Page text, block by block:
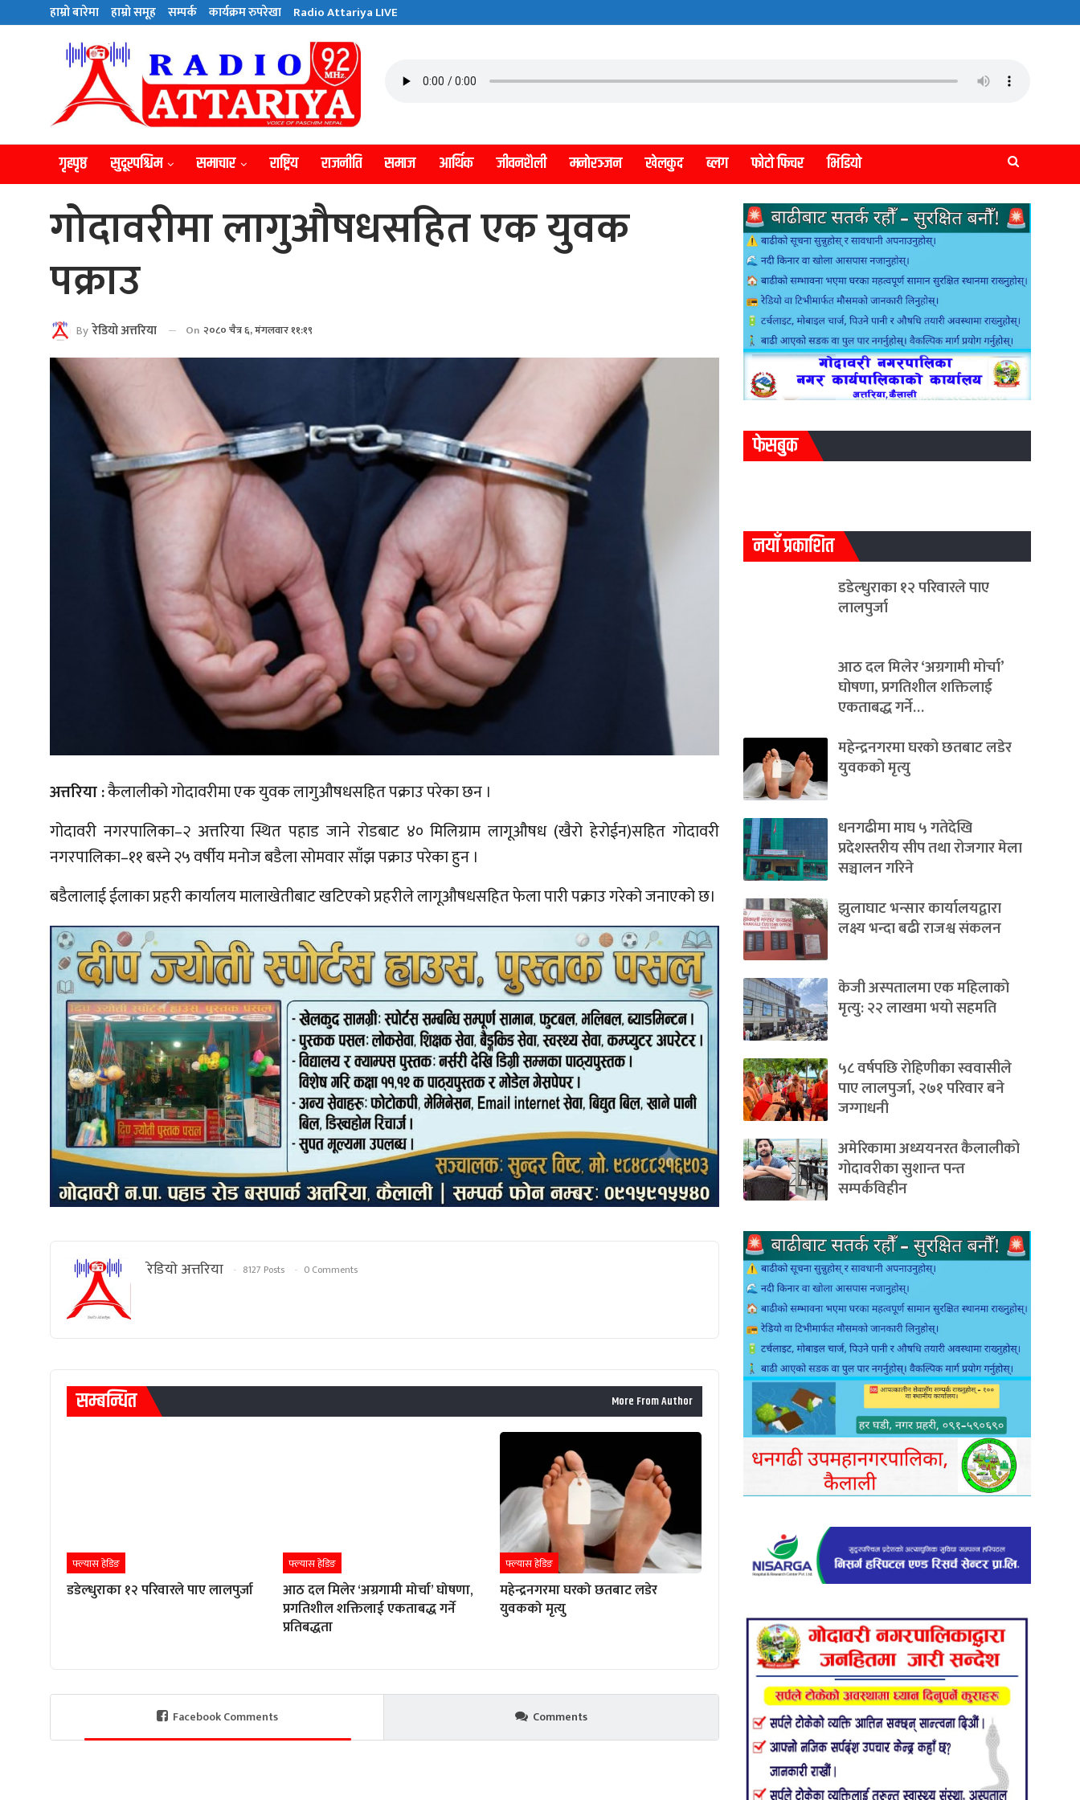
हाम्राे बारेमा हाम्राे समूह सम्पर्क कार्यक्रम रुपरेखा Radio Attariya LIVE
गृहपृष्ठ सुदूरपश्चिम समाचार राष्ट्रिय राजनीति समाज आर्थिक जीवनशैली मनाेरञ्जन खेलकुद ब्लग फोटो फिचर भिडियो
गोदावरीमा लागुऔषधसहित एक युवक
पक्राउ
By रेडियाे अत्तरिया On २०८० चैत्र ६, मंगलवार ११:१९
अत्तरिया :कैलालीको गोदावरीमा एक युवक लागुऔषधसहित पक्राउ परेका छन ।
गोदावरी नगरपालिका–२ अत्तरिया स्थित पहाड जाने रोडबाट ४० मिलिग्राम लागूऔषध (खैरो हेरोईन)सहित गोदावरी
नगरपालिका–११ बस्ने २५ वर्षीय मनोज बडैला सोमवार साँझ पक्राउ परेका हुन ।
बडैलालाई ईलाका प्रहरी कार्यालय मालाखेतीबाट खटिएको प्रहरीले लागूऔषधसहित फेला पारी पक्राउ गरेको जनाएको छ।
रेडियाे अत्तरिया 8127 Posts 0 Comments
सम्बन्धित More From Author
फ्ल्यास हेडिङ
डडेल्धुराका १२ परिवारले पाए लालपुर्जा
फ्ल्यास हेडिङ
आठ दल मिलेर ‘अग्रगामी मोर्चा’ घोषणा,
प्रगतिशील शक्तिलाई एकताबद्ध गर्ने
प्रतिबद्धता
फ्ल्यास हेडिङ
महेन्द्रनगरमा घरको छतबाट लडेर
युवकको मृत्यु
Facebook Comments Comments
फेसबुक
नयाँ प्रकाशित
डडेल्धुराका १२ परिवारले पाए
लालपुर्जा
आठ दल मिलेर ‘अग्रगामी मोर्चा’
घोषणा, प्रगतिशील शक्तिलाई
एकताबद्ध गर्ने…
महेन्द्रनगरमा घरको छतबाट लडेर
युवकको मृत्यु
धनगढीमा माघ ५ गतेदेखि
प्रदेशस्तरीय सीप तथा रोजगार मेला
सञ्चालन गरिने
झुलाघाट भन्सार कार्यालयद्वारा
लक्ष्य भन्दा बढी राजश्व संकलन
केजी अस्पतालमा एक महिलाको
मृत्यु: २२ लाखमा भयो सहमति
५८ वर्षपछि रोहिणीका स्ववासीले
पाए लालपुर्जा, २७१ परिवार बने
जग्गाधनी
अमेरिकामा अध्ययनरत कैलालीको
गोदावरीका सुशान्त पन्त
सम्पर्कविहीन